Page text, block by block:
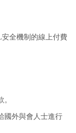
全機制的線上付費
。
國外與會人士進行